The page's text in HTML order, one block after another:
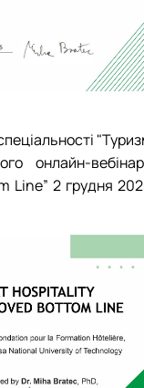
онлайн-
Line” 2 грудня